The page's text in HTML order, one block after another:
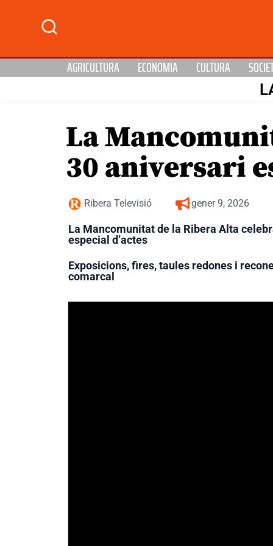
AGRICULTURA ECONOMIA CULTURA
La
30 aniversari
Ribera Televisió gener 9, 2026
La Mancomunitat de la Ribera Alta
especial d’actes
Exposicions, fires, taules redones i
comarcal